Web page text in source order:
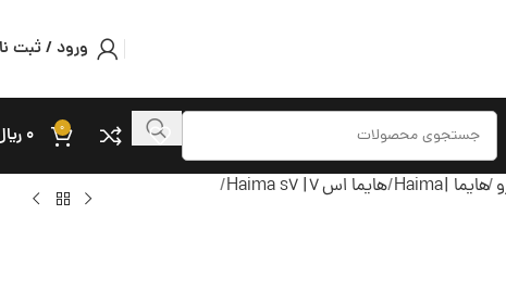
ورود / ثبت
0 ۰
هایما |Haima
هایما اس 7| Haima s7